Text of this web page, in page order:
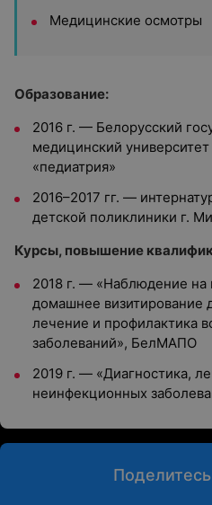
Медицинские осмотры
Образование:
2016 г. — Белорусский
медицинский
«педиатрия»
2016–2017 гг. —
детской поликлиники г.
Курсы, повышение
2018 г. — «Наблюдение на
домашнее визитирование
лечение и профилактика
заболеваний», БелМАПО
2019 г. — «Диагностика,
неинфекционных